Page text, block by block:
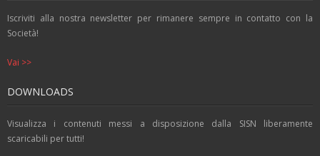
Iscriviti alla nostra newsletter per rimanere sempre in contatto con la
Società!
Vai >>
DOWNLOADS
Visualizza i contenuti messi a disposizione dalla SISN liberamente
scaricabili per tutti!